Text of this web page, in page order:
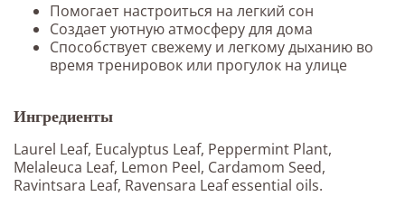
Помогает настроиться на легкий сон
Создает уютную атмосферу для дома
Способствует свежему и легкому дыханию во
время тренировок или прогулок на улице
Ингредиенты
Laurel Leaf, Eucalyptus Leaf, Peppermint Plant,
Melaleuca Leaf, Lemon Peel, Cardamom Seed,
Ravintsara Leaf, Ravensara Leaf essential oils.